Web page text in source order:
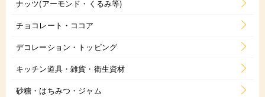
ナッツ(アーモンド・くるみ等)
チョコレート・ココア
デコレーション・トッピング
キッチン道具・雑貨・衛生資材
砂糖・はちみつ・ジャム